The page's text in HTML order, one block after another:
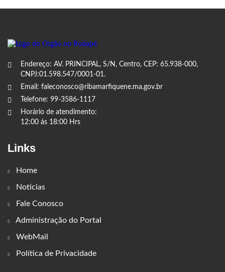
Endereço: AV. PRINCIPAL, S/N, Centro, CEP: 65.938-000,
CNPJ:01.598.547/0001-01.
Email: faleconosco@ribamarfiquene.ma.gov.br
Telefone: 99-3586-1117
Horário de atendimento:
12:00 ás 18:00 Hrs
Links
Home
Notícias
Fale Conosco
Administração do Portal
WebMail
Política de Privacidade